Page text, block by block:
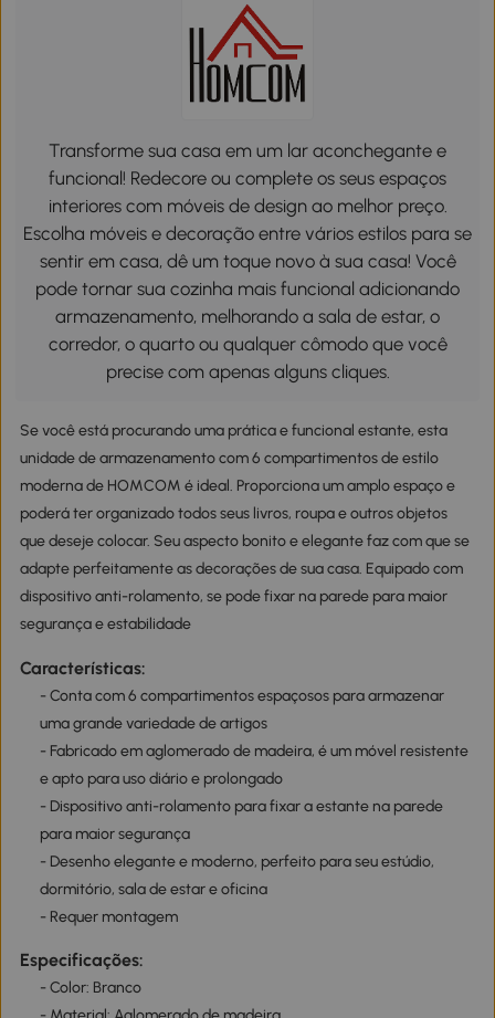
Transforme sua casa em um lar aconchegante e
funcional! Redecore ou complete os seus espaços
interiores com móveis de design ao melhor preço.
Escolha móveis e decoração entre vários estilos para se
sentir em casa, dê um toque novo à sua casa! Você
pode tornar sua cozinha mais funcional adicionando
armazenamento, melhorando a sala de estar, o
corredor, o quarto ou qualquer cômodo que você
precise com apenas alguns cliques.
Se você está procurando uma prática e funcional estante, esta
unidade de armazenamento com 6 compartimentos de estilo
moderna de HOMCOM é ideal. Proporciona um amplo espaço e
poderá ter organizado todos seus livros, roupa e outros objetos
que deseje colocar. Seu aspecto bonito e elegante faz com que se
adapte perfeitamente as decorações de sua casa. Equipado com
dispositivo anti-rolamento, se pode fixar na parede para maior
segurança e estabilidade
Características:
- Conta com 6 compartimentos espaçosos para armazenar
uma grande variedade de artigos
- Fabricado em aglomerado de madeira, é um móvel resistente
e apto para uso diário e prolongado
- Dispositivo anti-rolamento para fixar a estante na parede
para maior segurança
- Desenho elegante e moderno, perfeito para seu estúdio,
dormitório, sala de estar e oficina
- Requer montagem
Especificações:
- Color: Branco